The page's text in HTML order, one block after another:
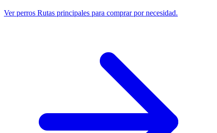
Ver perros Rutas principales para comprar por necesidad.